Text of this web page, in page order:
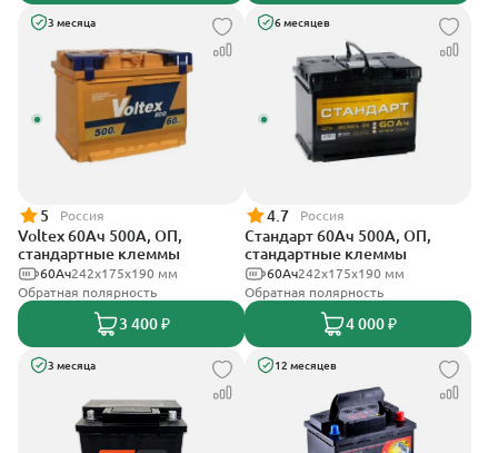
3 месяца
5 Россия
Voltex 60Ач 500А, ОП,
стандартные клеммы
242х175х190 мм
60Ач
Обратная полярность
3 400 ₽
6 месяцев
4.7 Россия
Стандарт 60Ач 500А, ОП,
стандартные клеммы
242x175x190 мм
60Ач
Обратная полярность
4 000 ₽
3 месяца 12 месяцев